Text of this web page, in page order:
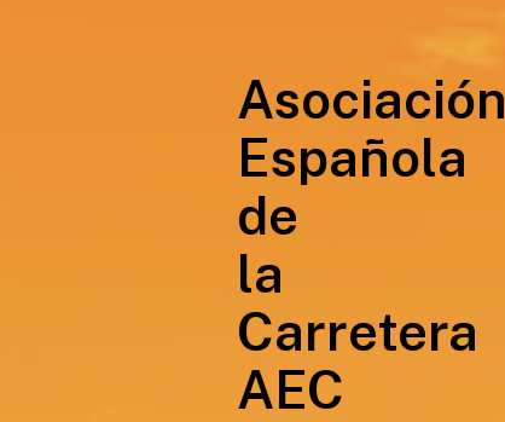
Asociación
Española
de
la
Carretera
AEC